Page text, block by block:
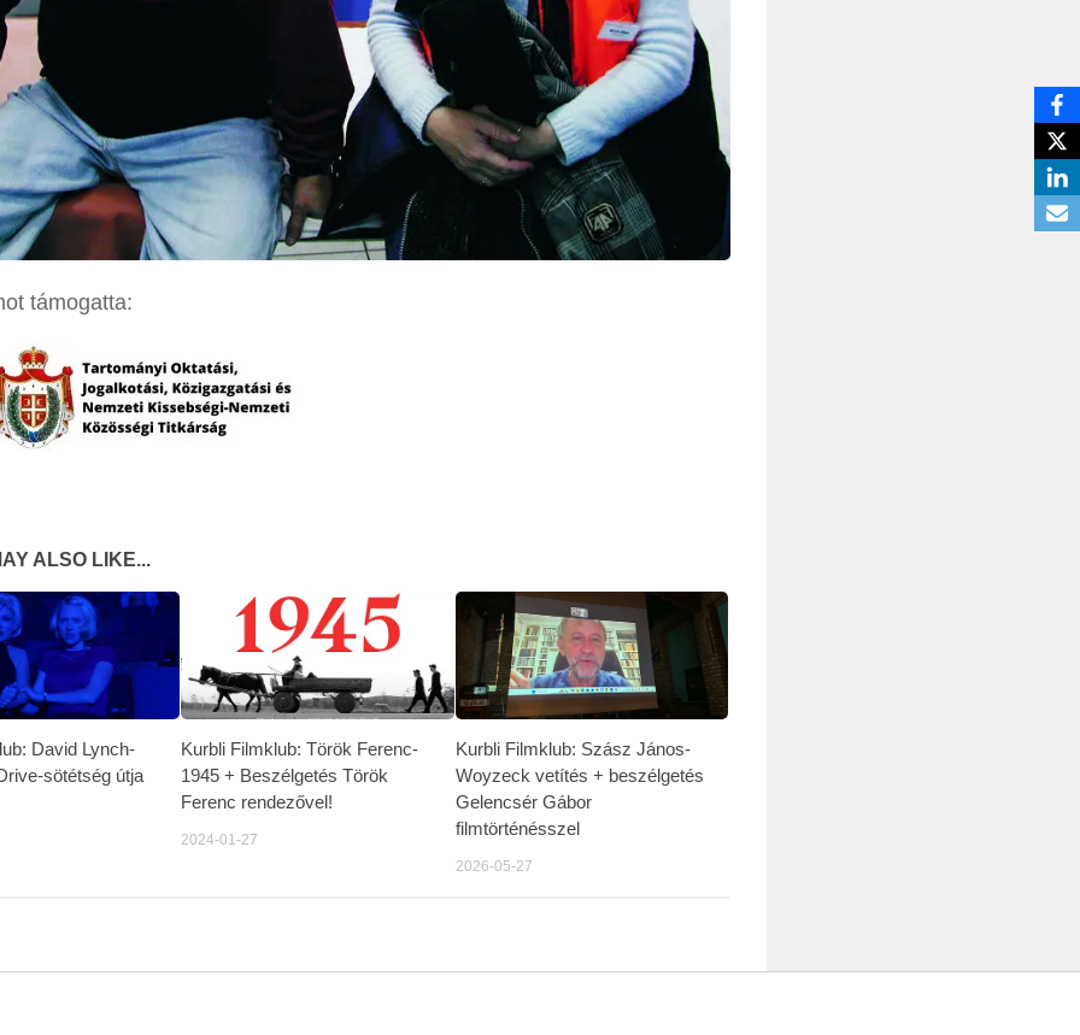
támogatta:
ALSO LIKE...
David Lynch-
sötétség útja
Kurbli Filmklub: Török Ferenc-
1945 + Beszélgetés Török
Ferenc rendezővel!
2024-01-27
Kurbli Filmklub: Szász János-
Woyzeck vetítés + beszélgetés
Gelencsér Gábor
filmtörténésszel
2026-05-27